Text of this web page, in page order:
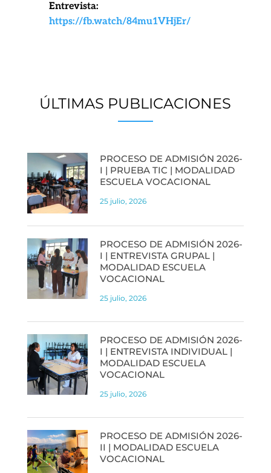
Entrevista:
https://fb.watch/84mu1VHjEr/
ÚLTIMAS PUBLICACIONES
PROCESO DE ADMISIÓN 2026-
I | PRUEBA TIC | MODALIDAD
ESCUELA VOCACIONAL
25 julio, 2026
PROCESO DE ADMISIÓN 2026-
I | ENTREVISTA GRUPAL |
MODALIDAD ESCUELA
VOCACIONAL
25 julio, 2026
PROCESO DE ADMISIÓN 2026-
I | ENTREVISTA INDIVIDUAL |
MODALIDAD ESCUELA
VOCACIONAL
25 julio, 2026
PROCESO DE ADMISIÓN 2026-
II | MODALIDAD ESCUELA
VOCACIONAL